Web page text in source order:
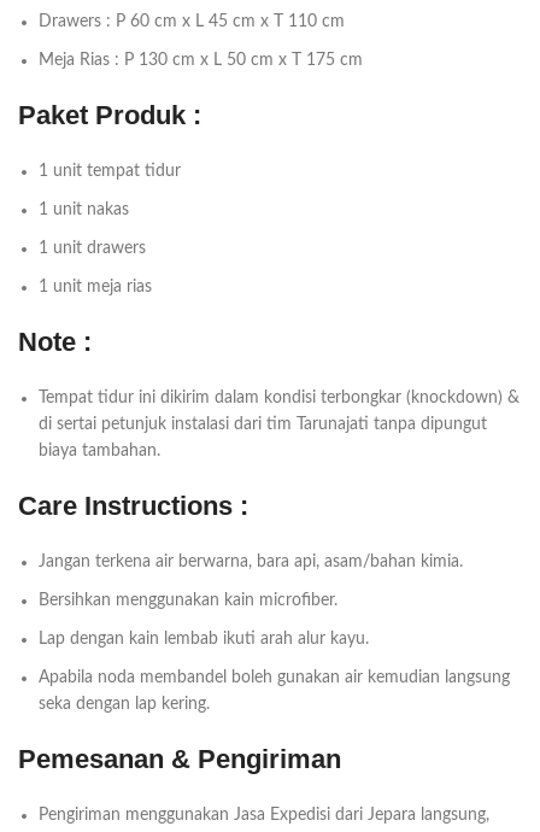
Drawers : P 60 cm x L 45 cm x T 110 cm
Meja Rias : P 130 cm x L 50 cm x T 175 cm
Paket Produk :
1 unit tempat tidur
1 unit nakas
1 unit drawers
1 unit meja rias
Note :
Tempat tidur ini dikirim dalam kondisi terbongkar (knockdown) &
di sertai petunjuk instalasi dari tim Tarunajati tanpa dipungut
biaya tambahan.
Care Instructions :
Jangan terkena air berwarna, bara api, asam/bahan kimia.
Bersihkan menggunakan kain microfiber.
Lap dengan kain lembab ikuti arah alur kayu.
Apabila noda membandel boleh gunakan air kemudian langsung
seka dengan lap kering.
Pemesanan & Pengiriman
Pengiriman menggunakan Jasa Expedisi dari Jepara langsung,